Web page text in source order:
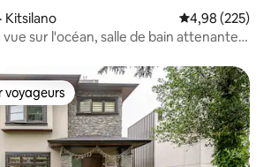
Kitsilano Note
4,98 (225)
sur l'océan, salle de bain attenante à
parmi les plus aimés